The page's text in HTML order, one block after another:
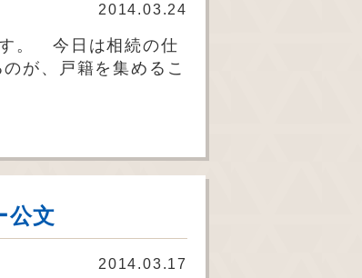
2014.03.24
す。 今日は相続の仕
が、戸籍を集めるこ
文
2014.03.17